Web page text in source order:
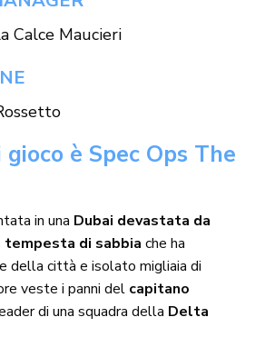
Calce Maucieri
è Spec Ops The
in una Dubai devastata da
tempesta di sabbia che ha
della città e isolato migliaia di
veste i panni del capitano
di una squadra della Delta